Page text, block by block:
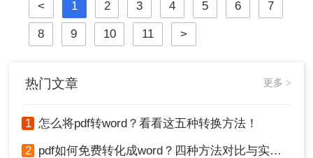
< 1 2 3 4 5 6 7
8 9 10 11 >
热门文章 更多 >
1 怎么将pdf转word？看看这五种转换方法！
2 pdf如何免费转化成word？四种方法对比与实操指南（附详细表格）